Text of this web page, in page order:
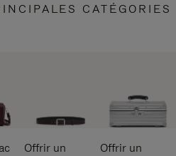
CATÉGORIES
Offrir un
Offrir un